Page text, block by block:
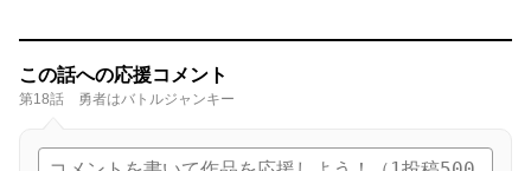
この話への応援コメント
第18話 勇者はバトルジャンキー